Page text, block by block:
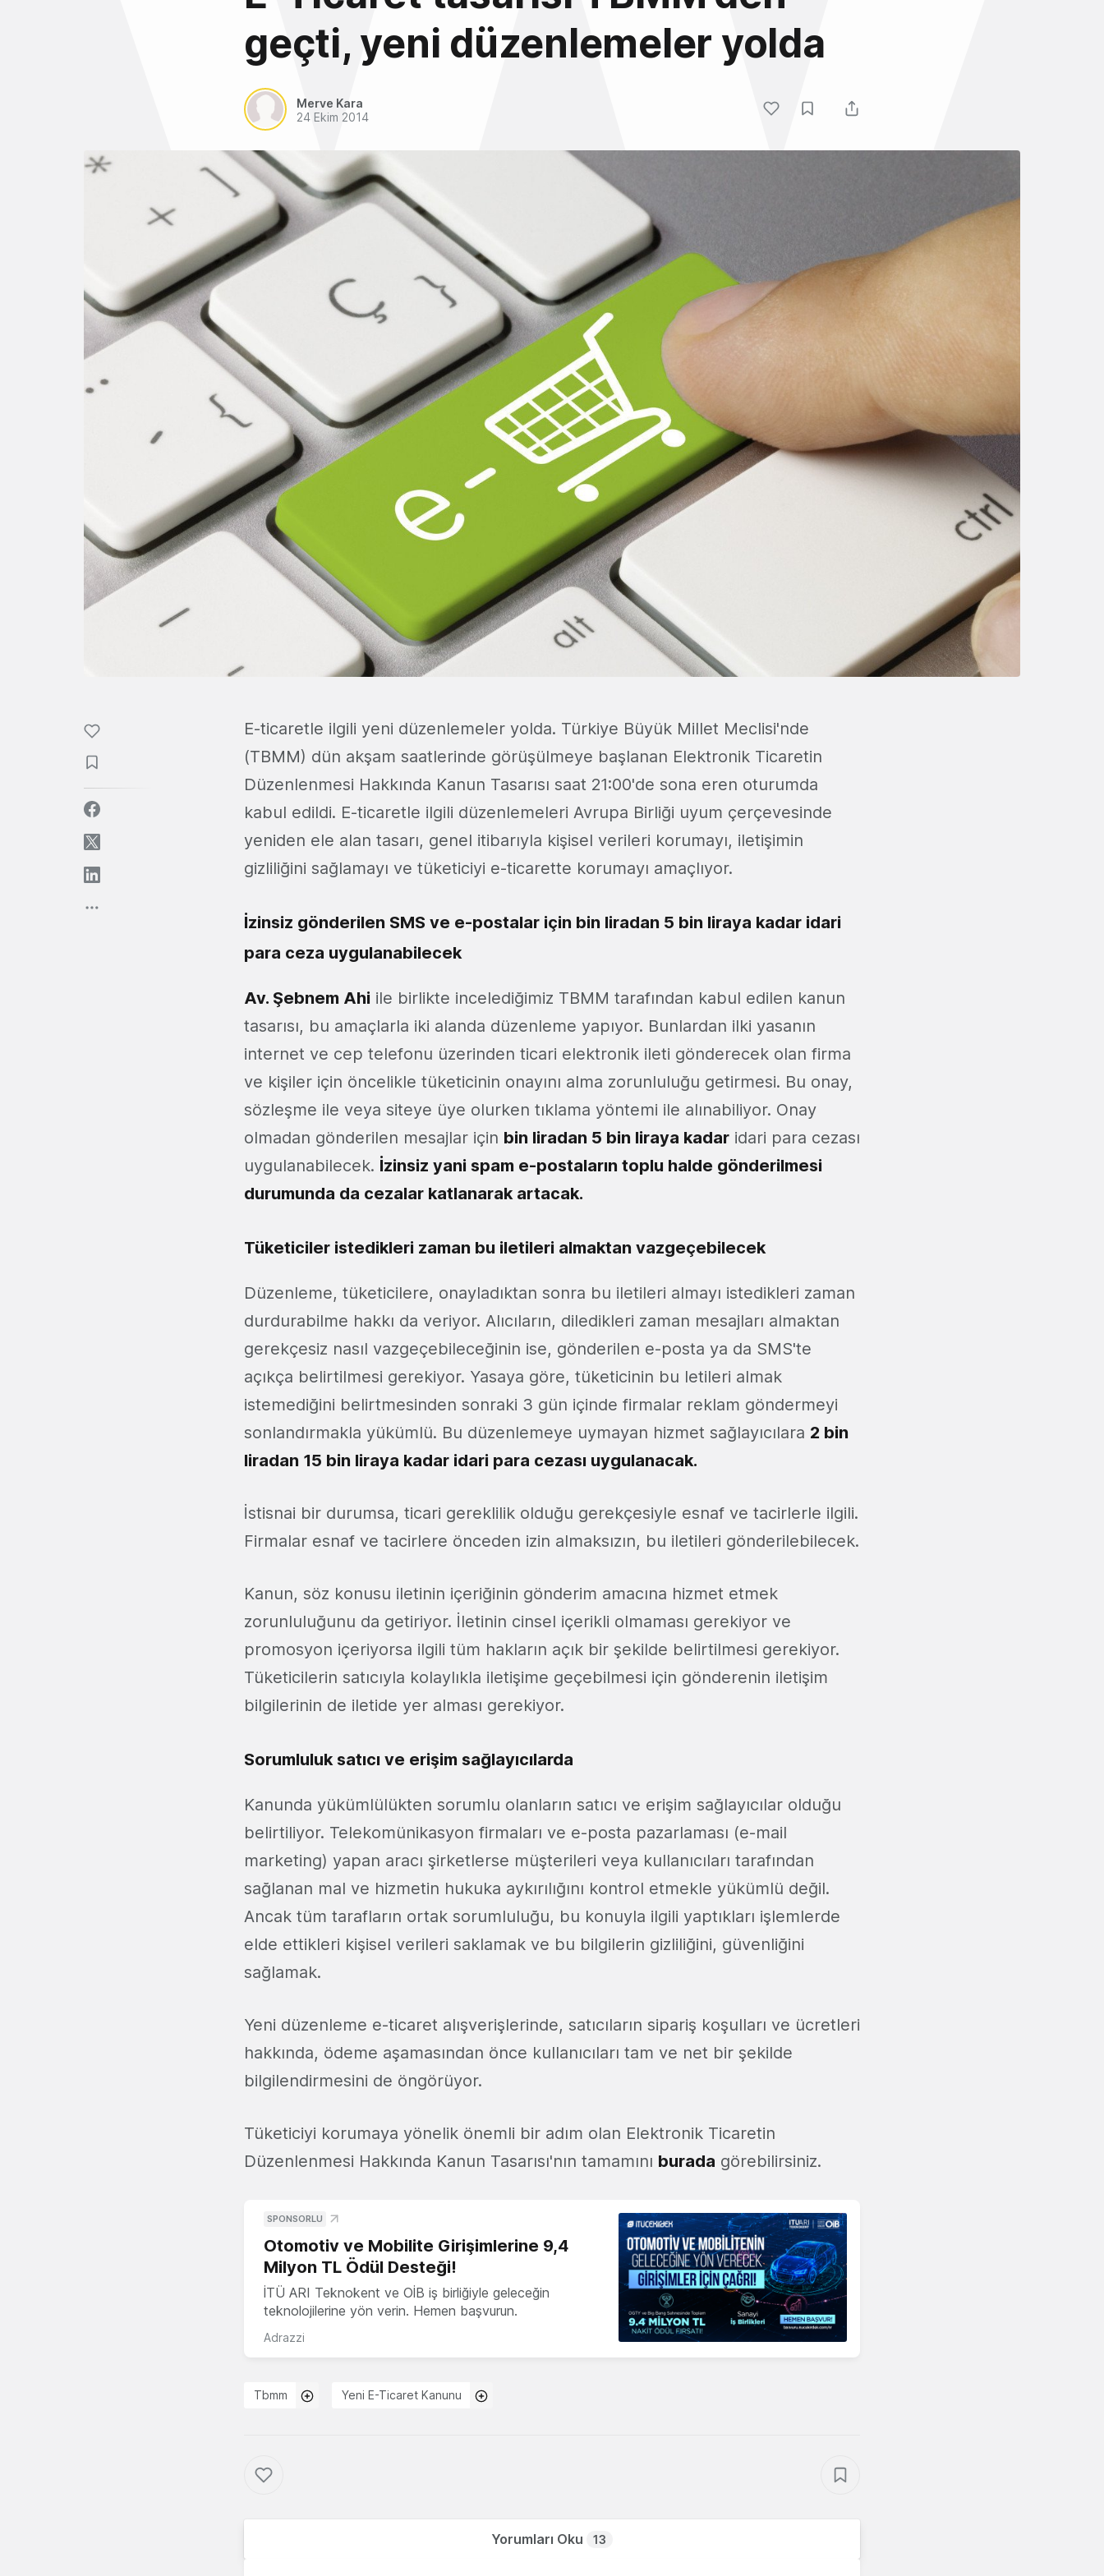
geçti, yeni düzenlemeler yolda
Merve Kara
24 Ekim 2014
E-ticaretle ilgili yeni düzenlemeler yolda. Türkiye Büyük Millet Meclisi'nde
(TBMM) dün akşam saatlerinde görüşülmeye başlanan Elektronik Ticaretin
Düzenlenmesi Hakkında Kanun Tasarısı saat 21:00'de sona eren oturumda
kabul edildi. E-ticaretle ilgili düzenlemeleri Avrupa Birliği uyum çerçevesinde
yeniden ele alan tasarı, genel itibarıyla kişisel verileri korumayı, iletişimin
gizliliğini sağlamayı ve tüketiciyi e-ticarette korumayı amaçlıyor.
İzinsiz gönderilen SMS ve e-postalar için bin liradan 5 bin liraya kadar idari
para ceza uygulanabilecek
Av. Şebnem Ahi ile birlikte incelediğimiz TBMM tarafından kabul edilen kanun
tasarısı, bu amaçlarla iki alanda düzenleme yapıyor. Bunlardan ilki yasanın
internet ve cep telefonu üzerinden ticari elektronik ileti gönderecek olan firma
ve kişiler için öncelikle tüketicinin onayını alma zorunluluğu getirmesi. Bu onay,
sözleşme ile veya siteye üye olurken tıklama yöntemi ile alınabiliyor. Onay
olmadan gönderilen mesajlar için bin liradan 5 bin liraya kadar idari para cezası
uygulanabilecek. İzinsiz yani spam e-postaların toplu halde gönderilmesi
durumunda da cezalar katlanarak artacak.
Tüketiciler istedikleri zaman bu iletileri almaktan vazgeçebilecek
Düzenleme, tüketicilere, onayladıktan sonra bu iletileri almayı istedikleri zaman
durdurabilme hakkı da veriyor. Alıcıların, diledikleri zaman mesajları almaktan
gerekçesiz nasıl vazgeçebileceğinin ise, gönderilen e-posta ya da SMS'te
açıkça belirtilmesi gerekiyor. Yasaya göre, tüketicinin bu letileri almak
istemediğini belirtmesinden sonraki 3 gün içinde firmalar reklam göndermeyi
sonlandırmakla yükümlü. Bu düzenlemeye uymayan hizmet sağlayıcılara 2 bin
liradan 15 bin liraya kadar idari para cezası uygulanacak.
İstisnai bir durumsa, ticari gereklilik olduğu gerekçesiyle esnaf ve tacirlerle ilgili.
Firmalar esnaf ve tacirlere önceden izin almaksızın, bu iletileri gönderilebilecek.
Kanun, söz konusu iletinin içeriğinin gönderim amacına hizmet etmek
zorunluluğunu da getiriyor. İletinin cinsel içerikli olmaması gerekiyor ve
promosyon içeriyorsa ilgili tüm hakların açık bir şekilde belirtilmesi gerekiyor.
Tüketicilerin satıcıyla kolaylıkla iletişime geçebilmesi için gönderenin iletişim
bilgilerinin de iletide yer alması gerekiyor.
Sorumluluk satıcı ve erişim sağlayıcılarda
Kanunda yükümlülükten sorumlu olanların satıcı ve erişim sağlayıcılar olduğu
belirtiliyor. Telekomünikasyon firmaları ve e-posta pazarlaması (e-mail
marketing) yapan aracı şirketlerse müşterileri veya kullanıcıları tarafından
sağlanan mal ve hizmetin hukuka aykırılığını kontrol etmekle yükümlü değil.
Ancak tüm tarafların ortak sorumluluğu, bu konuyla ilgili yaptıkları işlemlerde
elde ettikleri kişisel verileri saklamak ve bu bilgilerin gizliliğini, güvenliğini
sağlamak.
Yeni düzenleme e-ticaret alışverişlerinde, satıcıların sipariş koşulları ve ücretleri
hakkında, ödeme aşamasından önce kullanıcıları tam ve net bir şekilde
bilgilendirmesini de öngörüyor.
Tüketiciyi korumaya yönelik önemli bir adım olan Elektronik Ticaretin
Düzenlenmesi Hakkında Kanun Tasarısı'nın tamamını burada görebilirsiniz.
SPONSORLU
Otomotiv ve Mobilite Girişimlerine 9,4
Milyon TL Ödül Desteği!
İTÜ ARI Teknokent ve OİB iş birliğiyle geleceğin
teknolojilerine yön verin. Hemen başvurun.
Adrazzi
Tbmm Yeni E-Ticaret Kanunu
Yorumları Oku 13